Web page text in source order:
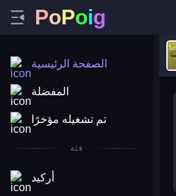
PoPoig
الصفحة الرئيسية
المفضلة
تم تشغيله مؤخرًا
فئة
أركيد